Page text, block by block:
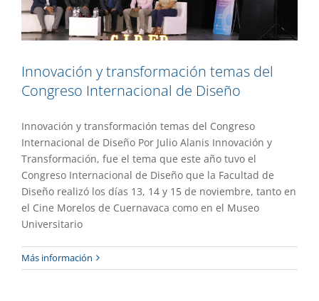
Innovación y transformación temas del
Congreso Internacional de Diseño
Innovación y transformación temas del Congreso
Internacional de Diseño Por Julio Alanis Innovación y
Transformación, fue el tema que este año tuvo el
Congreso Internacional de Diseño que la Facultad de
Diseño realizó los días 13, 14 y 15 de noviembre, tanto en
el Cine Morelos de Cuernavaca como en el Museo
Universitario
Más informaciónHomenaje a la investigadora María